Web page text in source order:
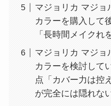
マジョリカ マジョ
カラーを購入して
「長時間メイクれ
マジョリカ マジョ
カラーを検討して
点「カバー力は控
が完全には隠れな